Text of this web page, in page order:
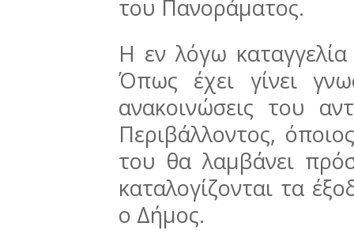
του Πανοράματος.
Η εν λόγω
Όπως έχει γίνει
ανακοινώσεις του
Περιβάλλοντος,
του θα λαμβάνει
καταλογίζονται τα
ο Δήμος.